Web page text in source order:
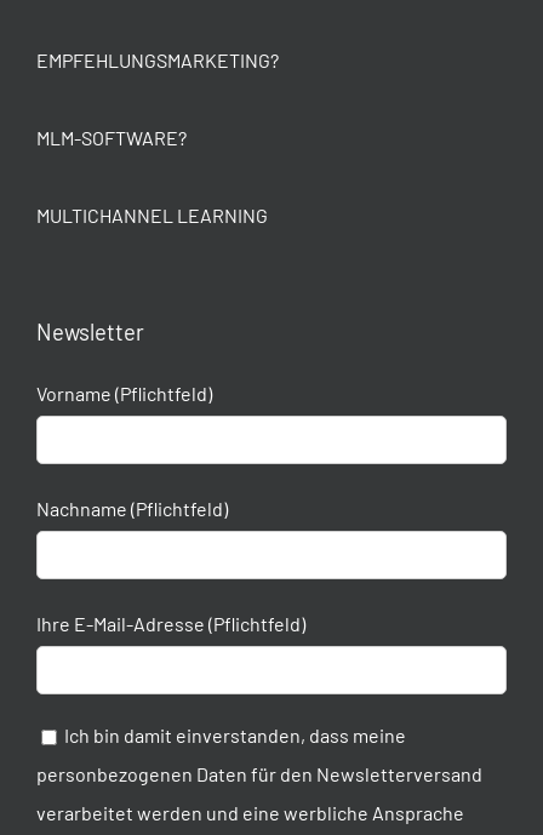
EMPFEHLUNGSMARKETING?
MLM-SOFTWARE?
MULTICHANNEL LEARNING
Newsletter
Vorname (Pflichtfeld)
Nachname (Pflichtfeld)
Ihre E-Mail-Adresse (Pflichtfeld)
Ich bin damit einverstanden, dass meine
personbezogenen Daten für den Newsletterversand
verarbeitet werden und eine werbliche Ansprache